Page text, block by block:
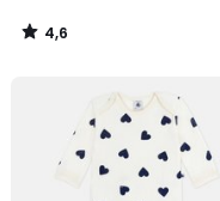
4,6
/